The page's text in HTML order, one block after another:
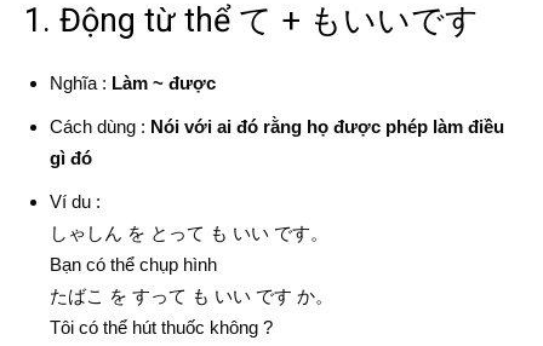
1. Động từ thể て + もいいです
Nghĩa : Làm ~ được
Cách dùng : Nói với ai đó rằng họ được phép làm điều
gì đó
Ví du :
しゃしん を とって も いい です。
Bạn có thể chụp hình
たばこ を すって も いい です か。
Tôi có thể hút thuốc không ?